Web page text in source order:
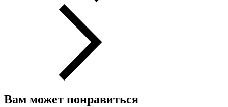
Вам может понравиться